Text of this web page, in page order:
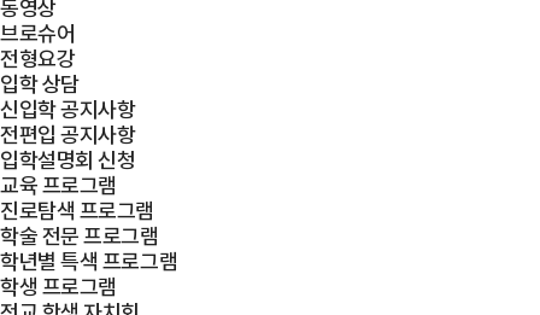
동영상
브로슈어
전형요강
입학 상담
신입학 공지사항
전편입 공지사항
입학설명회 신청
교육 프로그램
진로탐색 프로그램
학술 전문 프로그램
학년별 특색 프로그램
학생 프로그램